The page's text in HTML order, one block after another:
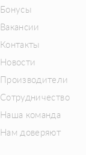
Бонусы
Вакансии
Контакты
Новости
Производители
Сотрудничество
Наша команда
Нам доверяют